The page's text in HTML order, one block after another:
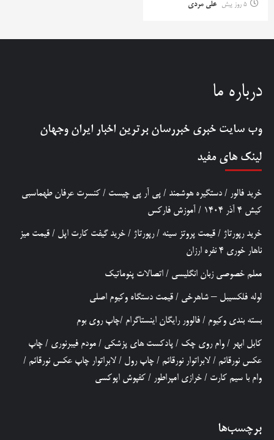
5 روز پیش
علی مردی
درباره ما
وب سایت خبری خبررسان برترین اخبار ایران وجهان
لینک های مفید
خرید فالور / دستگیره هوشمند / پی آر پی چیست / کنسرت عرفان طهماسبی
کیش 4 آذر 1404
/ آموزش فارکس
خرید رپورتاژ / قیمت پروتز سینه /رپورتاژ / خرید گیفت کارت اپل / قیمت میز
ناهار خوری 4 نفره ارزان
معلم خصوصی زبان انگلیسی / اتصالات پنوماتیک
لوله فلکسیبل – شاهرخی / قیمت دستگاه وکیوم اصلی
بسته بندی وکیوم / فالوور رایگان اینستاگرام /چاپ روی بوم
کابل ابهر / وام روی چک / پادکست های پزشکی / مودم فیبرنوری / چاپ
عکس نورقائم / لابراتوار نورقائم / چاپ رول / لابراتوار چاپ عکس نورقائم /
وام با سیم کارت / خرازی امپراطور / کفپوش اپوکسی
برچسب‌ها